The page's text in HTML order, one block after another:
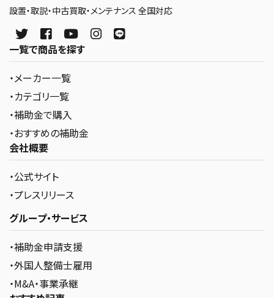
設置・取説・中古買取・メンテナンス 全国対応
一覧で商品を探す
・メーカー一覧
・カテゴリ一覧
・補助金で購入
・おすすめの補助金
会社概要
・公式サイト
・プレスリリース
グループ・サービス
・補助金申請支援
・外国人整備士雇用
・M&A・事業承継